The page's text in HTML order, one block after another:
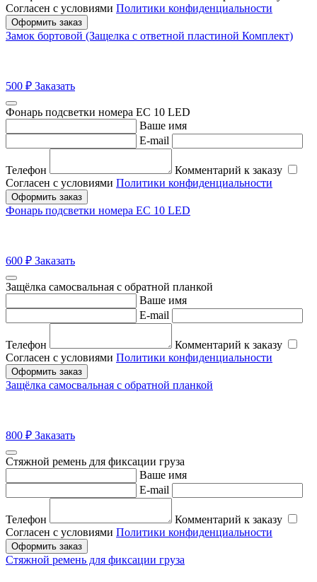
Согласен с условиями Политики конфиденциальности
Оформить заказ
Замок бортовой (Защелка с ответной пластиной Комплект)
500 ₽ Заказать
Фонарь подсветки номера ЕС 10 LED
Ваше имя
E-mail
Телефон
Комментарий к заказу
Согласен с условиями Политики конфиденциальности
Оформить заказ
Фонарь подсветки номера ЕС 10 LED
600 ₽ Заказать
Защёлка самосвальная с обратной планкой
Ваше имя
E-mail
Телефон
Комментарий к заказу
Согласен с условиями Политики конфиденциальности
Оформить заказ
Защёлка самосвальная с обратной планкой
800 ₽ Заказать
Стяжной ремень для фиксации груза
Ваше имя
E-mail
Телефон
Комментарий к заказу
Согласен с условиями Политики конфиденциальности
Оформить заказ
Стяжной ремень для фиксации груза